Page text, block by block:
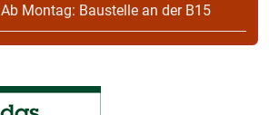
Ab Montag: Baustelle an der B15